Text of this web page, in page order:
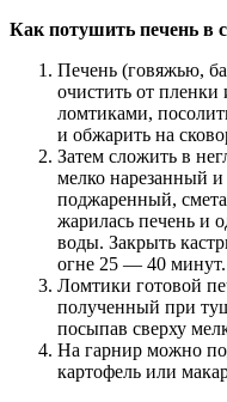
Как потушить печень в
Печень (говяжью,
очистить от пленки
ломтиками,
и обжарить на
Затем сложить в
мелко нарезанный и
поджаренный,
жарилась печень и
воды. Закрыть
огне 25 — 40 минут.
Ломтики готовой
полученный при
посыпав сверху
На гарнир можно
картофель или